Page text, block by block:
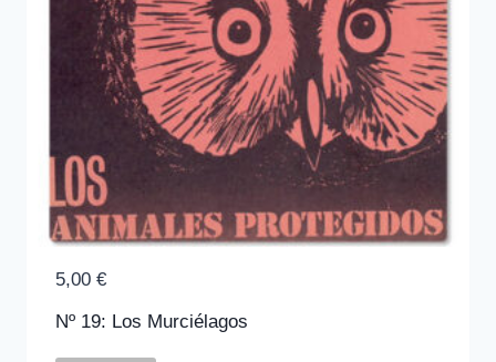
Nº 19: Los Murciélagos
5,00 €